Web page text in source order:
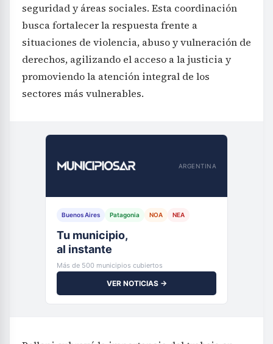
seguridad y áreas sociales. Esta coordinación
busca fortalecer la respuesta frente a
situaciones de violencia, abuso y vulneración de
derechos, agilizando el acceso a la justicia y
promoviendo la atención integral de los
sectores más vulnerables.
ARGENTINA
Buenos Aires Patagonia NOA NEA
Tu municipio,
al instante
Más de 500 municipios cubiertos
VER NOTICIAS →